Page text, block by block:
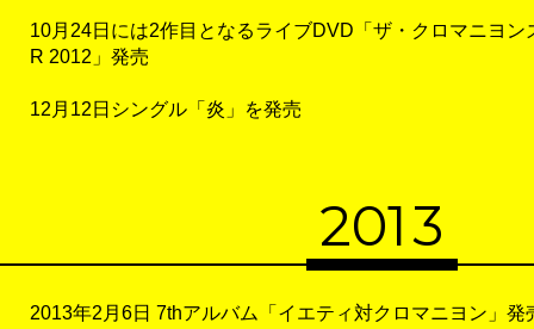
10月24日には2作目となるライブDVD「ザ・クロマニヨン
R 2012」発売
12月12日シングル「炎」を発売
2013
2013年2月6日 7thアルバム「イエティ対クロマニヨン」発